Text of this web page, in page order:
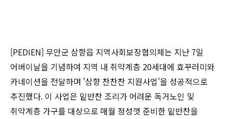
[PEDIEN] 무안군 삼향읍 지역사회보장협의체는 지난 7일
어버이날을 기념하여 지역 내 취약계층 20세대에 효꾸러미와
카네이션을 전달하며 '삼향 찬찬찬 지원사업'을 성공적으로
추진했다. 이 사업은 밑반찬 조리가 어려운 독거노인 및
취약계층 가구를 대상으로 매월 정성껏 준비한 밑반찬을